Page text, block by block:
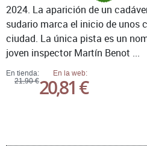
En tienda:
21,90 €
En la web:
20,81 €
2024. La aparición de un
sudario marca el inicio de unos
ciudad. La única pista es un
joven inspector Martín Benot ...